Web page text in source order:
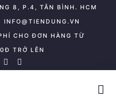
8, P.4, TÂN BÌNH. HCM
INFO@TIENDUNG.VN
CHO ĐƠN HÀNG TỪ
TRỞ LÊN
youtube